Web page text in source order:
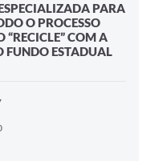
PARA
O PROCESSO
“RECICLE” COM A
FUNDO ESTADUAL